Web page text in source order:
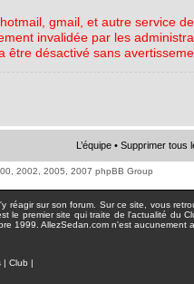
gmail, et autre service
invalidée par les
désactivé sans
L’équipe • Supprimer tous
2002, 2005, 2007 phpBB Group
sur son forum. Sur ce site, vous
le premier site qui traite de l'actualité du
1999. AllezSedan.com n'est aucunement
| Club |